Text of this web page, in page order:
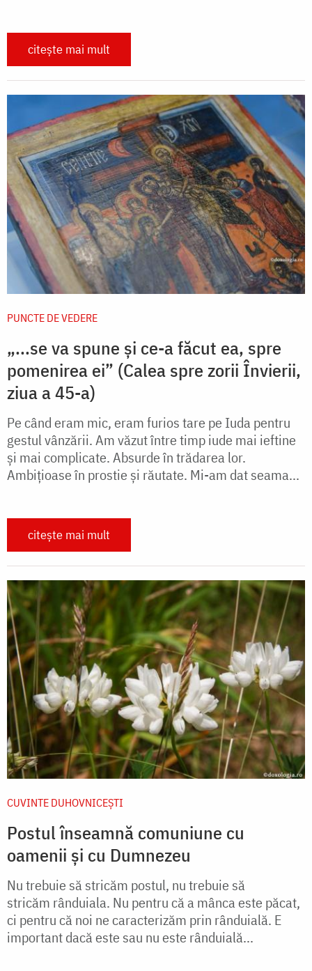
citește mai mult
PUNCTE DE VEDERE
„...se va spune și ce-a făcut ea, spre
pomenirea ei” (Calea spre zorii Învierii,
ziua a 45-a)
Pe când eram mic, eram furios tare pe Iuda pentru
gestul vânzării. Am văzut între timp iude mai ieftine
și mai complicate. Absurde în trădarea lor.
Ambițioase în prostie și răutate. Mi-am dat seama...
citește mai mult
CUVINTE DUHOVNICEȘTI
Postul înseamnă comuniune cu
oamenii și cu Dumnezeu
Nu trebuie să stricăm postul, nu trebuie să
stricăm rânduiala. Nu pentru că a mânca este păcat,
ci pentru că noi ne caracterizăm prin rânduială. E
important dacă este sau nu este rânduială...